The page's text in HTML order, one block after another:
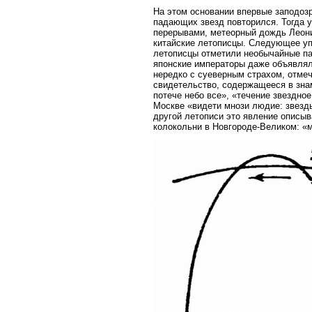
На этом основании впервые
падающих звезд повторился. Тогда
перерывами, метеорный дождь
китайские летописцы. Следующее
летописцы отметили необычайные
японские императоры даже
нередко с суеверным страхом,
свидетельство, содержащееся в
потече небо все», «течение
Москве «видети мнози людие:
другой летописи это явление
колокольни в Новгороде-Великом: